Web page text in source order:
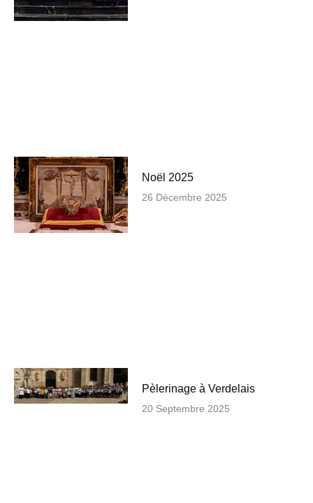
Noël 2025
26 Décembre 2025
Pèlerinage à Verdelais
20 Septembre 2025